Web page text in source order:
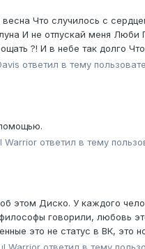
Что случилось с
И не отпускай меня
?! И в небе так долго
ответил в тему
Warrior ответил в тему
этом Диско. У каждого
говорили, любовь
это не статус в ВК, это
Warrior ответил в тему